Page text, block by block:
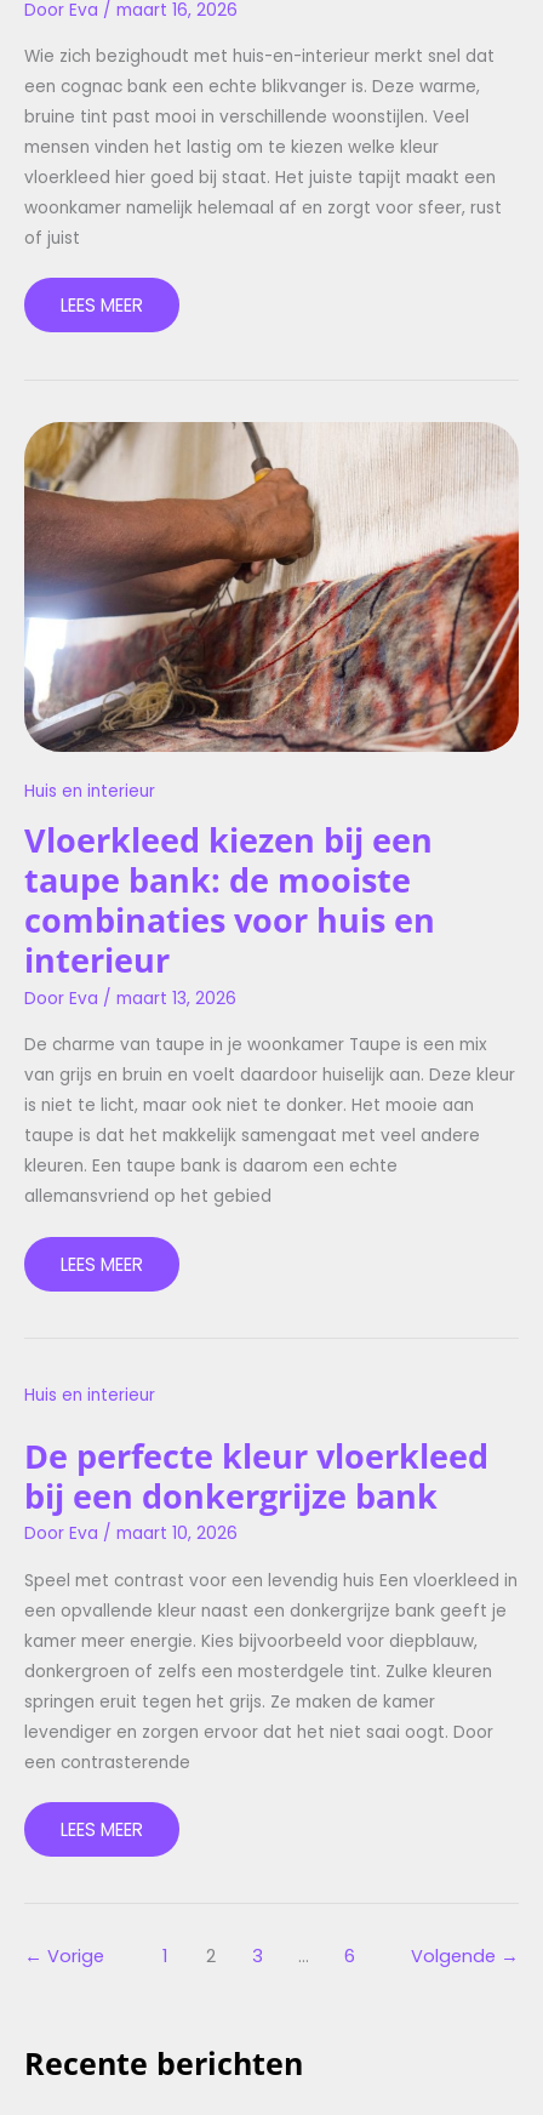
Door Eva / maart 16, 2026
Wie zich bezighoudt met huis-en-interieur merkt snel dat
een cognac bank een echte blikvanger is. Deze warme,
bruine tint past mooi in verschillende woonstijlen. Veel
mensen vinden het lastig om te kiezen welke kleur
vloerkleed hier goed bij staat. Het juiste tapijt maakt een
woonkamer namelijk helemaal af en zorgt voor sfeer, rust
of juist
LEES MEER
Huis en interieur
Vloerkleed kiezen bij een
taupe bank: de mooiste
combinaties voor huis en
interieur
Door Eva / maart 13, 2026
De charme van taupe in je woonkamer Taupe is een mix
van grijs en bruin en voelt daardoor huiselijk aan. Deze kleur
is niet te licht, maar ook niet te donker. Het mooie aan
taupe is dat het makkelijk samengaat met veel andere
kleuren. Een taupe bank is daarom een echte
allemansvriend op het gebied
VLOERKLEED
KIEZEN
BIJ
EEN
TAUPE
BANK:
DE
MOOISTE
COMBINATIES
VOOR
HUIS
INTERIEUR
LEES MEER
Huis en interieur
De perfecte kleur vloerkleed
bij een donkergrijze bank
Door Eva / maart 10, 2026
Speel met contrast voor een levendig huis Een vloerkleed in
een opvallende kleur naast een donkergrijze bank geeft je
kamer meer energie. Kies bijvoorbeeld voor diepblauw,
donkergroen of zelfs een mosterdgele tint. Zulke kleuren
springen eruit tegen het grijs. Ze maken de kamer
levendiger en zorgen ervoor dat het niet saai oogt. Door
een contrasterende
DE
PERFECTE
VLOERKLEED
BIJ
EEN
DONKERGRIJZE
BANK
LEES MEER
← Vorige 1 2 3 … 6 Volgende →
Recente berichten